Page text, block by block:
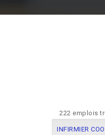
222 emplois
INFIRMIER